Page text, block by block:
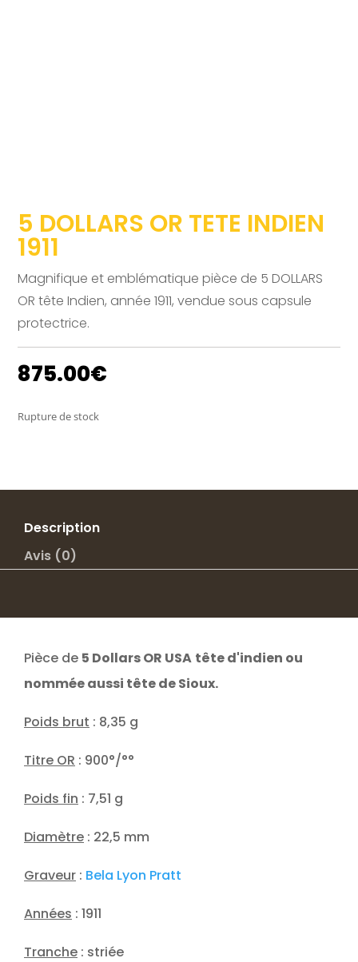
5 DOLLARS OR TETE INDIEN
1911
Magnifique et emblématique pièce de 5 DOLLARS
OR tête Indien, année 1911, vendue sous capsule
protectrice.
875.00€
Rupture de stock
Description
Avis (0)
Pièce de 5 Dollars OR USA tête d'indien ou
nommée aussi tête de Sioux.
Poids brut : 8,35 g
Titre OR : 900°/°°
Poids fin : 7,51 g
Diamètre : 22,5 mm
Graveur : Bela Lyon Pratt
Années : 1911
Tranche : striée